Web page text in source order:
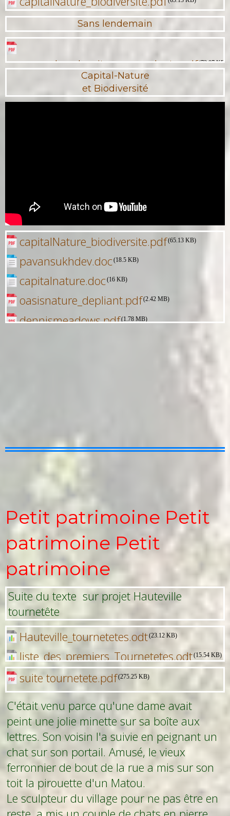
Sans lendemain
resume_des_chapitres_precedents.pdf(72.07 KB)
Capital-Nature
et Biodiversité
capitalNature_biodiversite.pdf(65.13 KB)
pavansukhdev.doc(18.5 KB)
capitalnature.doc(16 KB)
oasisnature_depliant.pdf(2.42 MB)
dennismeadows.pdf(1.78 MB)
Petit patrimoine Petit
patrimoine Petit
patrimoine
Suite du texte sur projet Hauteville
tournetête
Hauteville_tournetetes.odt(23.12 KB)
liste_des_premiers_Tournetetes.odt(15.54 KB)
suite tournetete.pdf(275.25 KB)
C'était venu parce qu'une dame avait
peint une jolie minette sur sa boîte aux
lettres. Son voisin l'a suivie en peignant un
chat sur son portail. Amusé, le vieux
ferronnier de bout de la rue a mis sur son
toit la pirouette d'un Matou.
Le sculpteur du village pour ne pas être en